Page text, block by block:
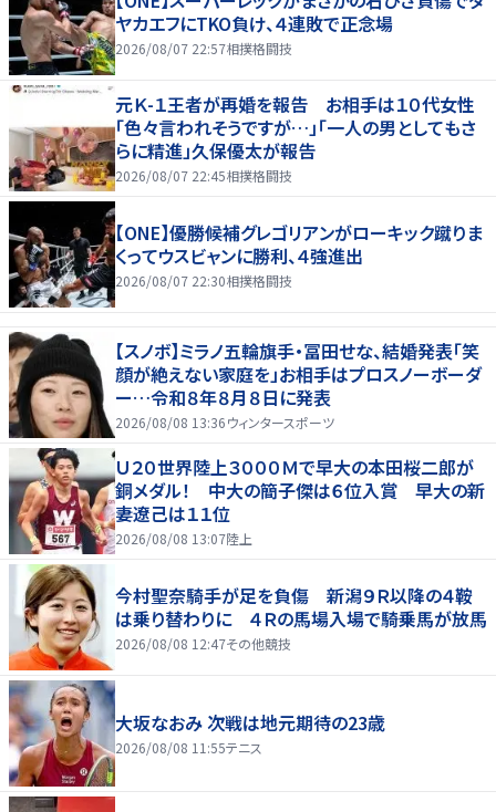
ヤカエフにTKO負け、４連敗で正念場
2026/08/07 22:57相撲格闘技
元Ｋ-１王者が再婚を報告 お相手は１０代女性
「色々言われそうですが…」「一人の男としてもさ
らに精進」久保優太が報告
2026/08/07 22:45相撲格闘技
【ONE】優勝候補グレゴリアンがローキック蹴りま
くってウスビャンに勝利、４強進出
2026/08/07 22:30相撲格闘技
【スノボ】ミラノ五輪旗手・冨田せな、結婚発表「笑
顔が絶えない家庭を」お相手はプロスノーボーダ
ー…令和８年８月８日に発表
2026/08/08 13:36ウィンタースポーツ
Ｕ２０世界陸上３０００Ｍで早大の本田桜二郎が
銅メダル！ 中大の簡子傑は６位入賞 早大の新
妻遼己は１１位
2026/08/08 13:07陸上
今村聖奈騎手が足を負傷 新潟９Ｒ以降の４鞍
は乗り替わりに ４Ｒの馬場入場で騎乗馬が放馬
2026/08/08 12:47その他競技
大坂なおみ 次戦は地元期待の23歳
2026/08/08 11:55テニス